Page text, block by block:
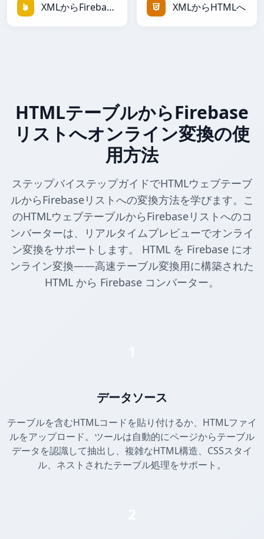
XMLからFirebaseへ XMLからHTMLへ
HTMLテーブルからFirebase
リストへオンライン変換の使
用方法
ステップバイステップガイドでHTMLウェブテーブ
ルからFirebaseリストへの変換方法を学びます。こ
のHTMLウェブテーブルからFirebaseリストへのコ
ンバーターは、リアルタイムプレビューでオンライ
ン変換をサポートします。 HTML を Firebase にオ
ンライン変換——高速テーブル変換用に構築された
HTML から Firebase コンバーター。
データソース
テーブルを含むHTMLコードを貼り付けるか、HTMLファイ
ルをアップロード。ツールは自動的にページからテーブル
データを認識して抽出し、複雑なHTML構造、CSSスタイ
ル、ネストされたテーブル処理をサポート。